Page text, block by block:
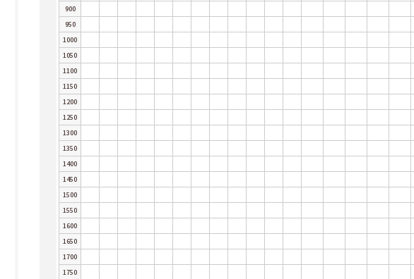
900
950
1000
1050
1100
1150
1200
1250
1300
1350
1400
1450
1500
1550
1600
1650
1700
1750